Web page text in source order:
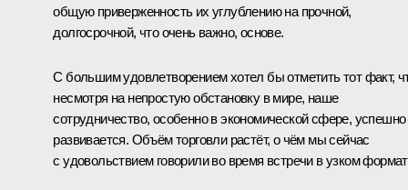
общую приверженность их углублению на прочной,
долгосрочной, что очень важно, основе.
С большим удовлетворением хотел бы отметить тот факт,
несмотря на непростую обстановку в мире, наше
сотрудничество, особенно в экономической сфере, успешно
развивается. Объём торговли растёт, о чём мы сейчас
с удовольствием говорили во время встречи в узком